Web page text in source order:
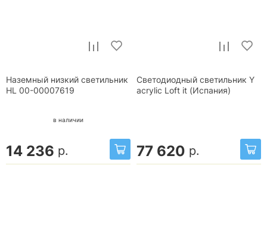
Наземный низкий светильник
HL 00-00007619
в наличии
14 236 р.
Светодиодный светильник Y
acrylic Loft it (Испания)
77 620 р.